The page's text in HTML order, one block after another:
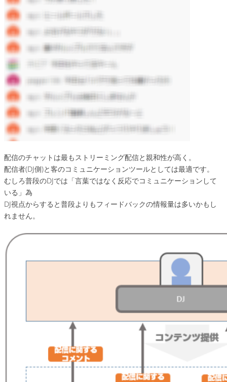
配信のチャットは最もストリーミング配信と親和性が高く。
配信者(DJ側)と客のコミュニケーションツールとしては最適です。
むしろ普段のDJでは「言葉ではなく反応でコミュニケーションして
いる」為
DJ視点からすると普段よりもフィードバックの情報量は多いかもし
れません。